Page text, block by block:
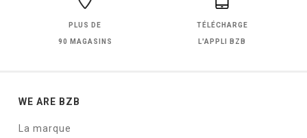
PLUS DE
90 MAGASINS
TÉLÉCHARGE
L'APPLI BZB
WE ARE BZB
La marque